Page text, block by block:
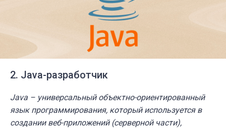
2. Java-разработчик
Java – универсальный объектно-ориентированный
язык программирования, который используется в
создании веб-приложений (серверной части),